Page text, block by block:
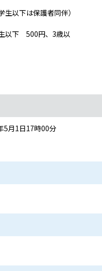
以下は保護者同伴）
以下 500円、3歳以
5月1日17時00分